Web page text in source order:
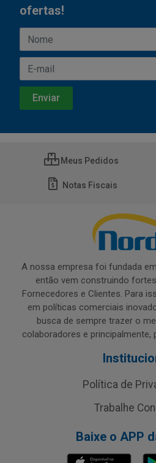
ofertas!
Meus Pedidos
Notas Fiscais
A nossa empresa foi fundada
então vem construindo
Fornecedores e Clientes. Para
em políticas comerciais
busca de sempre trazer o
colaboradores e
Política de
Trabalhe
Baixe o APP